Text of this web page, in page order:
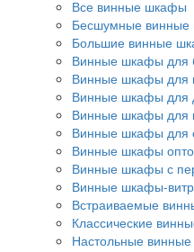
Все винные шкафы
Бесшумные
Большие винные
Винные шкафы для
Винные шкафы для
Винные шкафы для
Винные шкафы для
Винные шкафы для
Винные шкафы
Винные шкафы с
Винные шкафы-
Встраиваемые
Классические
Настольные